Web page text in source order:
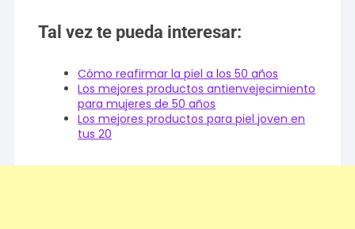
Tal vez te pueda interesar:
Cómo reafirmar la piel a los 50 años
Los mejores productos antienvejecimiento
para mujeres de 50 años
Los mejores productos para piel joven en
tus 20